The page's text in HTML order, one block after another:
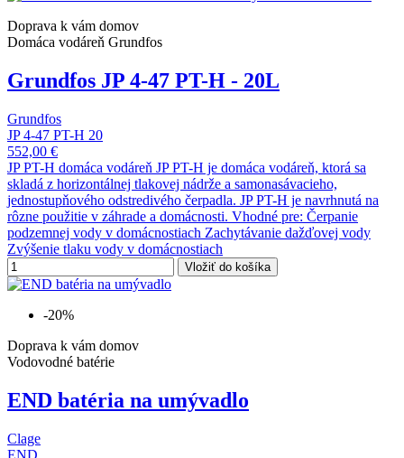
Doprava k vám domov
Domáca vodáreň Grundfos
Grundfos JP 4-47 PT-H - 20L
Grundfos
JP 4-47 PT-H 20
552,00 €
JP PT-H domáca vodáreň JP PT-H je domáca vodáreň, ktorá sa
skladá z horizontálnej tlakovej nádrže a samonasávacieho,
jednostupňového odstredivého čerpadla. JP PT-H je navrhnutá na
rôzne použitie v záhrade a domácnosti. Vhodné pre: Čerpanie
podzemnej vody v domácnostiach Zachytávanie dažďovej vody
Zvýšenie tlaku vody v domácnostiach
Vložiť do košíka
-20%
Doprava k vám domov
Vodovodné batérie
END batéria na umývadlo
Clage
END